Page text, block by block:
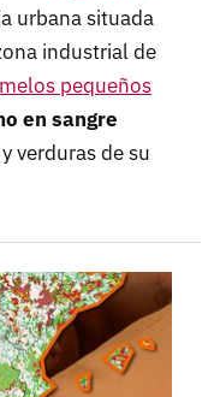
urbana situada
industrial de
pequeños
en sangre
verduras de su